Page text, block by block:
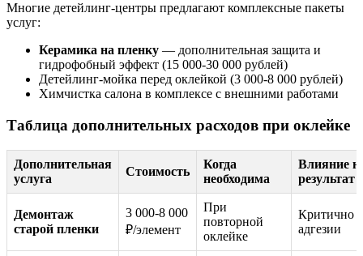
Многие детейлинг-центры предлагают комплексные пакеты
услуг:
Керамика на пленку — дополнительная защита и
гидрофобный эффект (15 000-30 000 рублей)
Детейлинг-мойка перед оклейкой (3 000-8 000 рублей)
Химчистка салона в комплексе с внешними работами
Таблица дополнительных расходов при оклейке
Дополнительная
услуга
Стоимость
Когда
необходима
Влияние
результат
Демонтаж
старой пленки
3 000-8 000
₽/элемент
При
повторной
оклейке
Критично
адгезии